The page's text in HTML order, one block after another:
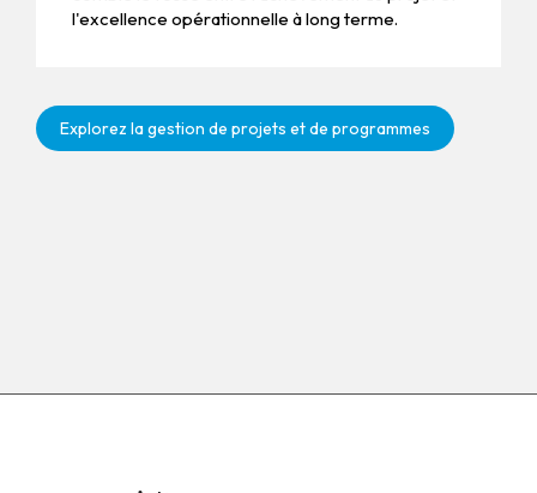
l'excellence opérationnelle à long terme.
Explorez la gestion de projets et de programmes